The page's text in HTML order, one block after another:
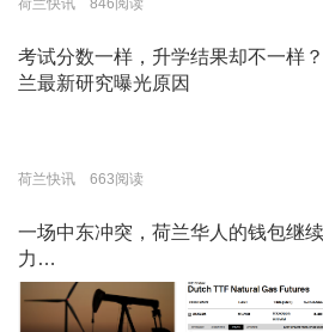
考试分数一样，升学结果却不一样
兰最新研究曝光原因
荷兰快讯 663阅读
一场中东冲突，荷兰华人的钱包继
力…